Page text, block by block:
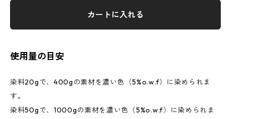
カートに入れる
使用量の目安
染料20gで、400gの素材を濃い色（5%o.w.f）に染められま
す。
染料50gで、1000gの素材を濃い色（5%o.w.f）に染められま